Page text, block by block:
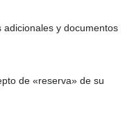
y documentos
de «reserva» de su